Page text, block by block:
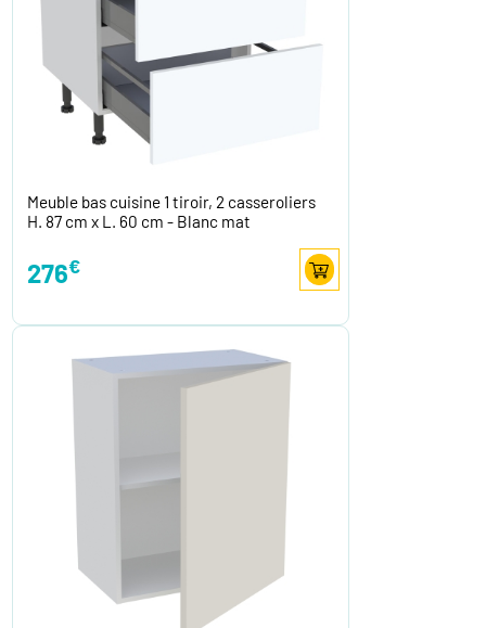
Meuble bas cuisine 1 tiroir, 2 casseroliers
H. 87 cm x L. 60 cm - Blanc mat
276€